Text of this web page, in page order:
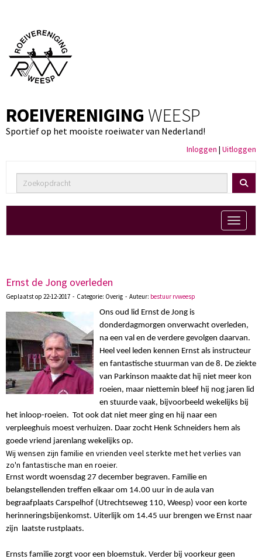
ROEIVERENIGING WEESP
Sportief op het mooiste roeiwater van Nederland!
Inloggen | Uitloggen
Toggle
Ernst de Jong overleden
Geplaatst op 22-12-2017 - Categorie: Overig - Auteur: bestuur rvweesp
Ons oud lid Ernst de Jong is
donderdagmorgen onverwacht overleden,
na een val en de verdere gevolgen daarvan.
Heel veel leden kennen Ernst als instructeur
en fantastische stuurman van de 8. De ziekte
van Parkinson maakte dat hij niet meer kon
roeien, maar niettemin bleef hij nog jaren lid
en stuurde vaak, bijvoorbeeld wekelijks bij
het inloop-roeien. Tot ook dat niet meer ging en hij naar een
verpleeghuis moest verhuizen. Daar zocht Henk Schneiders hem als
goede vriend jarenlang wekelijks op.
Wij wensen zijn familie en vrienden veel sterkte met het verlies van
zo'n fantastische man en roeier.
Ernst wordt woensdag 27 december begraven. Familie en
belangstellenden treffen elkaar om 14.00 uur in de aula van
begraafplaats Carspelhof (Utrechtseweg 110, Weesp) voor een korte
herinneringsbijenkomst. Uiterlijk om 14.45 uur brengen we Ernst naar
zijn laatste rustplaats.
Ernsts familie zorgt voor een bloemstuk. Verder bij voorkeur geen